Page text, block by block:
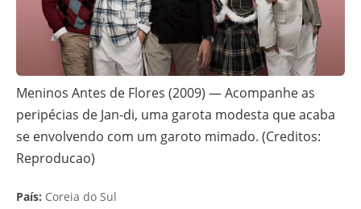
Meninos Antes de Flores (2009) — Acompanhe as
peripécias de Jan-di, uma garota modesta que acaba
se envolvendo com um garoto mimado. (Creditos:
Reproducao)
País: Coreia do Sul